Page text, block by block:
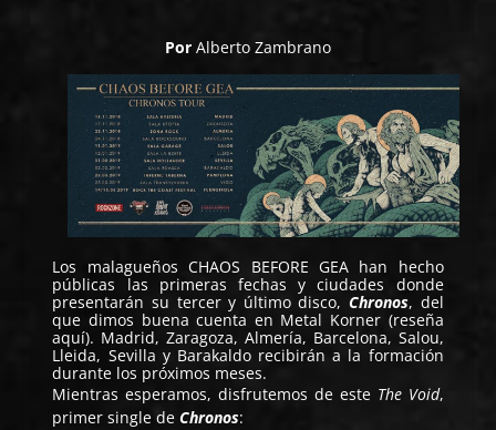
Por Alberto Zambrano
Los malagueñosCHAOS BEFORE GEAhan hecho
públicas las primeras fechas y ciudades donde
presentarán su tercer y último disco, Chronos, del
que dimos buena cuenta en Metal Korner (reseña
aquí). Madrid, Zaragoza, Almería, Barcelona, Salou,
Lleida, Sevilla y Barakaldo recibirán a la formación
durante los próximos meses.
Mientras esperamos, disfrutemos de este The Void,
primer single deChronos: